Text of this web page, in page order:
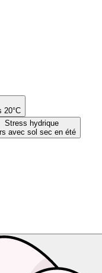
20°C
Stress hydrique
avec sol sec en été